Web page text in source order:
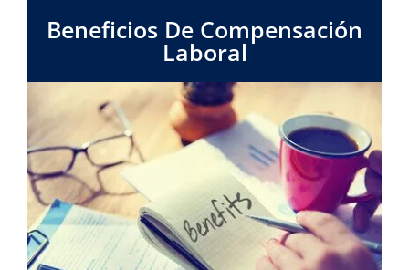
Beneficios De Compensación
Laboral